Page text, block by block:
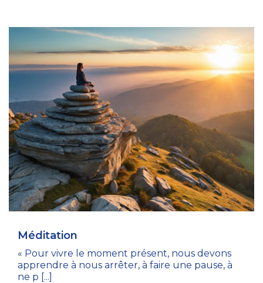
Méditation
« Pour vivre le moment présent, nous devons
apprendre à nous arrêter, à faire une pause, à
ne p [...]